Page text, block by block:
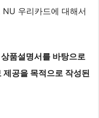
우리카드에 대해서
품설명서를 바탕으로
공을 목적으로 작성된